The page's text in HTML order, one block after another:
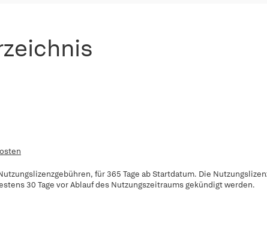
für 365 Tage ab Startdatum. Die
30 Tage vor Ablauf des Nutzungszeitraums gekündigt werden.